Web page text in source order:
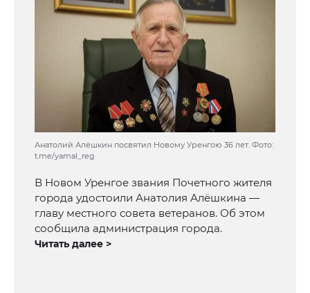
Анатолий Алёшкин посвятил Новому Уренгою 36 лет. Фото:
t.me/yamal_reg
В Новом Уренгое звания Почетного жителя
города удостоили Анатолия Алёшкина —
главу местного совета ветеранов. Об этом
сообщила администрация города.
Читать далее >